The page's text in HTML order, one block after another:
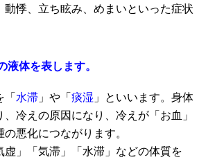
動悸、立ち眩み、めまいといった症状
体を表します。
水滞 」や「 痰湿 」といいます。身体
冷えの原因になり、冷えが「お血」
悪化につながります。
虚」「気滞」「水滞」などの体質を